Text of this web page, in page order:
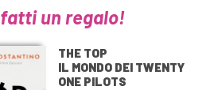
fatti un regalo!
THE TOP
IL MONDO DEI TWENTY
ONE PILOTS